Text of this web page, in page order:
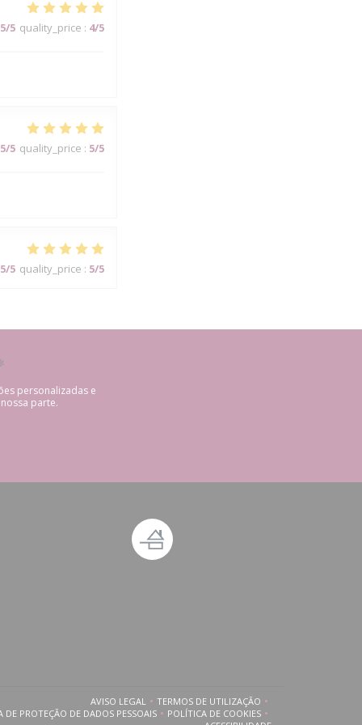
5/5 quality_price : 4/5
5/5 quality_price : 5/5
5/5 quality_price : 5/5
personalizadas e
parte.
janela))
AVISO LEGAL((ABRE NUMA NOVA JANELA))
TERMOS DE UTILIZAÇÃO((ABRE NUMA NOVA JANELA))
DE PROTEÇÃO DE DADOS PESSOAIS
((ABRE NUMA NOVA JANELA))POLÍTICA DE COOKIES((ABRE NUMA NOVA JANELA))